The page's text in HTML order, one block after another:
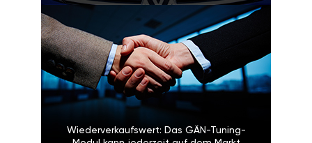
Wiederverkaufswert: Das GÄN-Tuning-